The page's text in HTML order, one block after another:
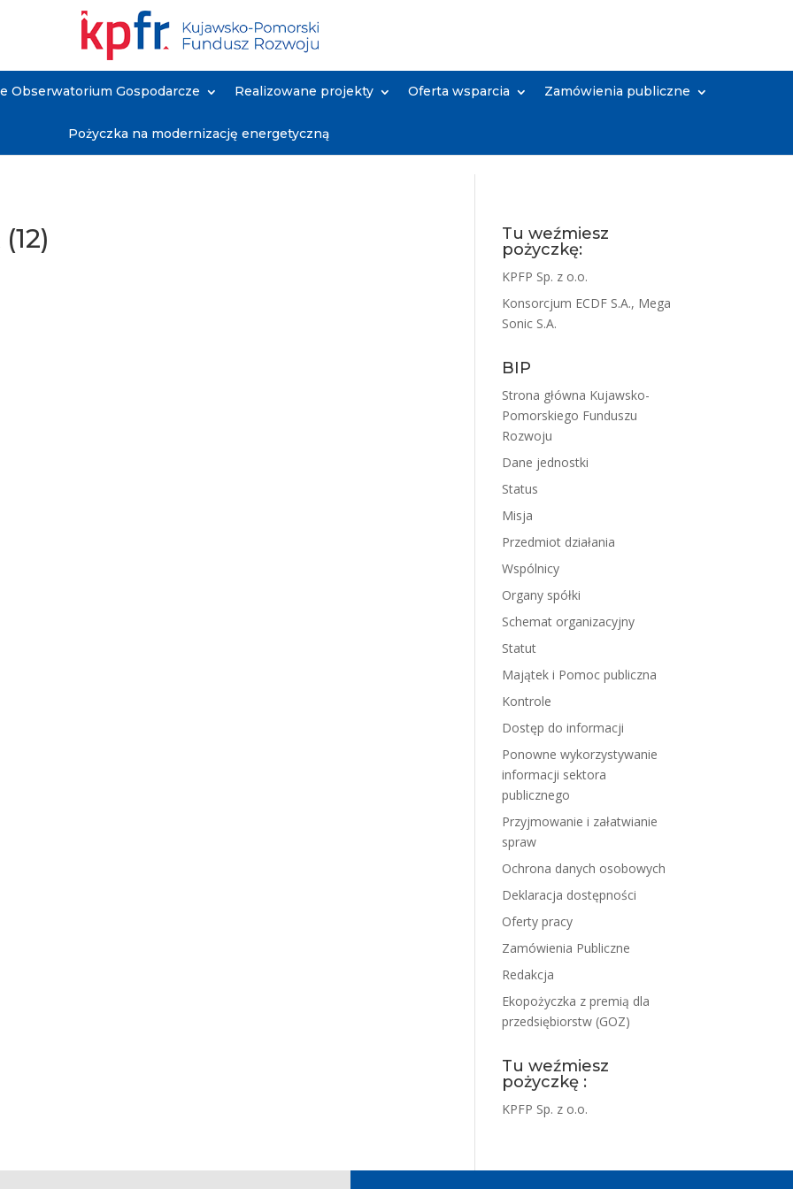
Obserwatorium Gospodarcze Realizowane projekty Oferta wsparcia Zamówienia publiczne
Pożyczka na modernizację energetyczną
Tu weźmiesz
pożyczkę:
KPFP Sp. z o.o.
Konsorcjum ECDF S.A., Mega
Sonic S.A.
BIP
Strona główna Kujawsko-
Pomorskiego Funduszu
Rozwoju
Dane jednostki
Status
Misja
Przedmiot działania
Wspólnicy
Organy spółki
Schemat organizacyjny
Statut
Majątek i Pomoc publiczna
Kontrole
Dostęp do informacji
Ponowne wykorzystywanie
informacji sektora
publicznego
Przyjmowanie i załatwianie
spraw
Ochrona danych osobowych
Deklaracja dostępności
Oferty pracy
Zamówienia Publiczne
Redakcja
Ekopożyczka z premią dla
przedsiębiorstw (GOZ)
Tu weźmiesz
pożyczkę :
KPFP Sp. z o.o.